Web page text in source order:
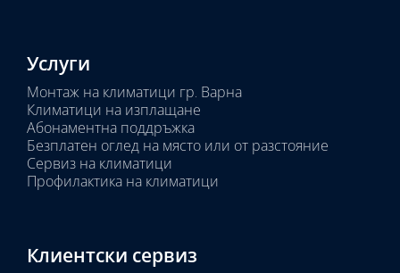
Услуги
Монтаж на климатици гр. Варна
Климатици на изплащане
Абонаментна поддръжка
Безплатен оглед на място или от разстояние
Сервиз на климатици
Профилактика на климатици
Клиентски сервиз